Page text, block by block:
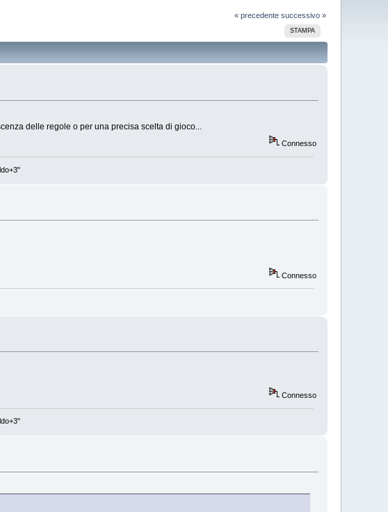
« precedente successivo »
STAMPA
delle regole o per una precisa scelta di gioco...
Connesso
Connesso
Connesso